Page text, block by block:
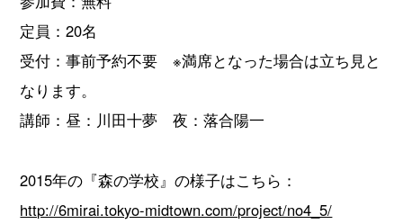
定員：20名
受付：事前予約不要 ※満席となった場合は立ち見と
なります。
講師：昼：川田十夢 夜：落合陽一
2015年の『森の学校』の様子はこちら：
http://6mirai.tokyo-midtown.com/project/no4_5/